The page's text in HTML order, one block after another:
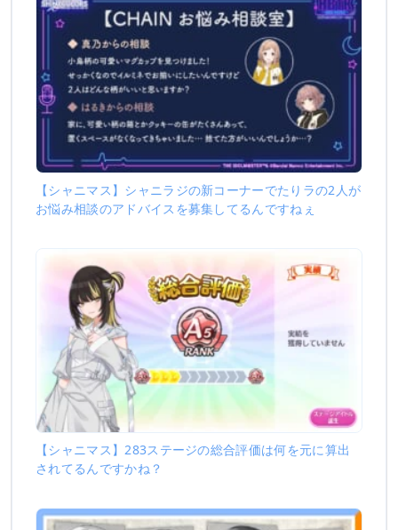
【シャニマス】シャニラジの新コーナーでたりラの2人が
お悩み相談のアドバイスを募集してるんですねぇ
【シャニマス】283ステージの総合評価は何を元に算出
されてるんですかね？